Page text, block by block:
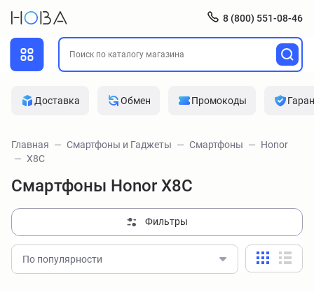
8 (800) 551-08-46
Доставка Обмен Промокоды
Главная Смартфоны и Гаджеты Смартфоны
Honor
X8C
Смартфоны Honor X8C
Фильтры
По популярности